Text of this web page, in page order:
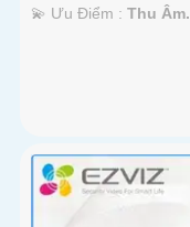
️💫 Ưu Điểm : Thu Âm.